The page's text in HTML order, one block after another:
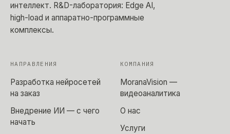
интеллект. R&D-лаборатория: Edge AI,
high-load и аппаратно-программные
комплексы.
НАПРАВЛЕНИЯ
Разработка нейросетей
на заказ
Внедрение ИИ — с чего
начать
КОМПАНИЯ
MoranaVision —
видеоаналитика
О нас
Услуги